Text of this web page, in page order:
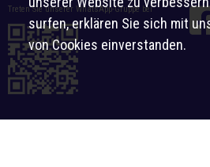
Treten Sie unserer WhatsApp-Gruppe bei
surfen, erklären Sie sich mit
von Cookies einverstanden.